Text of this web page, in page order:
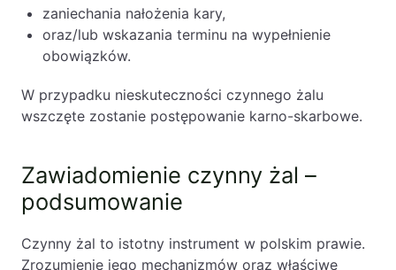
zaniechania nałożenia kary,
oraz/lub wskazania terminu na wypełnienie
obowiązków.
W przypadku nieskuteczności czynnego żalu
wszczęte zostanie postępowanie karno-skarbowe.
Zawiadomienie czynny żal –
podsumowanie
Czynny żal to istotny instrument w polskim prawie.
Zrozumienie jego mechanizmów oraz właściwe